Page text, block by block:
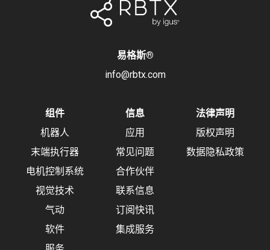
易格斯®
info@rbtx.com
组件
机器人
末端执行器
电机控制系统
视觉技术
气动
软件
信息
应用
常见问题
合作伙伴
联系信息
订阅快讯
集成服务
法律声明
版权声明
数据隐私政策